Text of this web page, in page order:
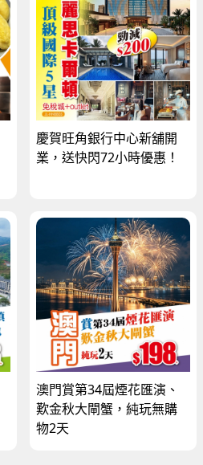
慶賀旺角銀行中心新舖開
業，送快閃72小時優惠！
澳門賞第34屆煙花匯演、
歎金秋大閘蟹，純玩無購
物2天